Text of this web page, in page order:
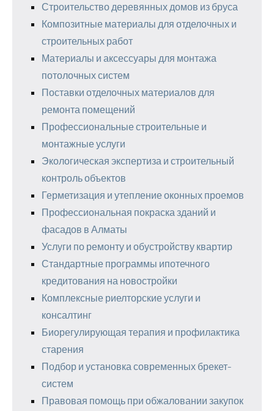
Строительство деревянных домов из бруса
Композитные материалы для отделочных и
строительных работ
Материалы и аксессуары для монтажа
потолочных систем
Поставки отделочных материалов для
ремонта помещений
Профессиональные строительные и
монтажные услуги
Экологическая экспертиза и строительный
контроль объектов
Герметизация и утепление оконных проемов
Профессиональная покраска зданий и
фасадов в Алматы
Услуги по ремонту и обустройству квартир
Стандартные программы ипотечного
кредитования на новостройки
Комплексные риелторские услуги и
консалтинг
Биорегулирующая терапия и профилактика
старения
Подбор и установка современных брекет-
систем
Правовая помощь при обжаловании закупок